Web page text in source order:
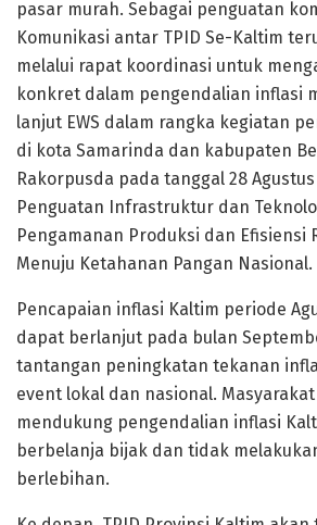
pasar murah. Sebagai penguatan
Komunikasi antar TPID Se-Kaltim
melalui rapat koordinasi untuk
konkret dalam pengendalian inflasi
lanjut EWS dalam rangka kegiatan
di kota Samarinda dan kabupaten
Rakorpusda pada tanggal 28
Penguatan Infrastruktur dan
Pengamanan Produksi dan Efisiensi
Menuju Ketahanan Pangan Nasional.
Pencapaian inflasi Kaltim periode
dapat berlanjut pada bulan
tantangan peningkatan tekanan
event lokal dan nasional.
mendukung pengendalian inflasi
berbelanja bijak dan tidak
berlebihan.